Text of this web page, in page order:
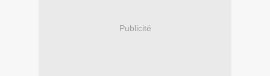
Publicité